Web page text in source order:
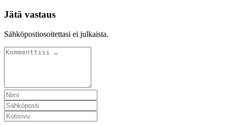
Jätä vastaus
Sähköpostiosoitettasi ei julkaista.